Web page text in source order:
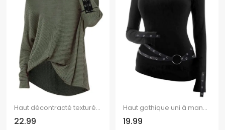
Haut décontracté texturé de couleur unie à manches longues et col incliné
22.99
Haut gothique uni à manches longues et œillets découpés
19.99